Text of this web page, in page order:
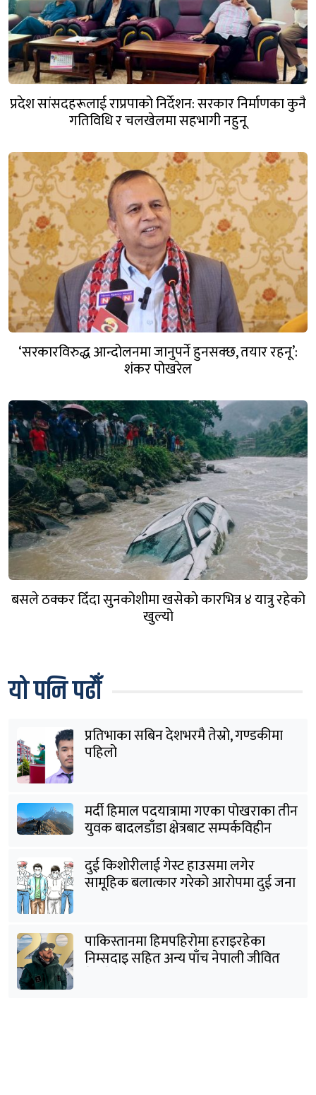
प्रदेश सांसदहरूलाई राप्रपाको निर्देशन: सरकार निर्माणका कुनै
गतिविधि र चलखेलमा सहभागी नहुनू
‘सरकारविरुद्ध आन्दोलनमा जानुपर्ने हुनसक्छ, तयार रहनू’:
शंकर पोखरेल
बसले ठक्कर दिँदा सुनकोशीमा खसेकाे कारभित्र ४ यात्रु रहेको
खुल्यो
यो पनि पढौँ
प्रतिभाका सबिन देशभरमै तेस्रो, गण्डकीमा
पहिलो
मर्दी हिमाल पदयात्रामा गएका पोखराका तीन
युवक बादलडाँडा क्षेत्रबाट सम्पर्कविहीन
दुई किशोरीलाई गेस्ट हाउसमा लगेर
सामूहिक बलात्कार गरेको आरोपमा दुई जना
पाकिस्तानमा हिमपहिरोमा हराइरहेका
निम्सदाइ सहित अन्य पाँच नेपाली जीवित